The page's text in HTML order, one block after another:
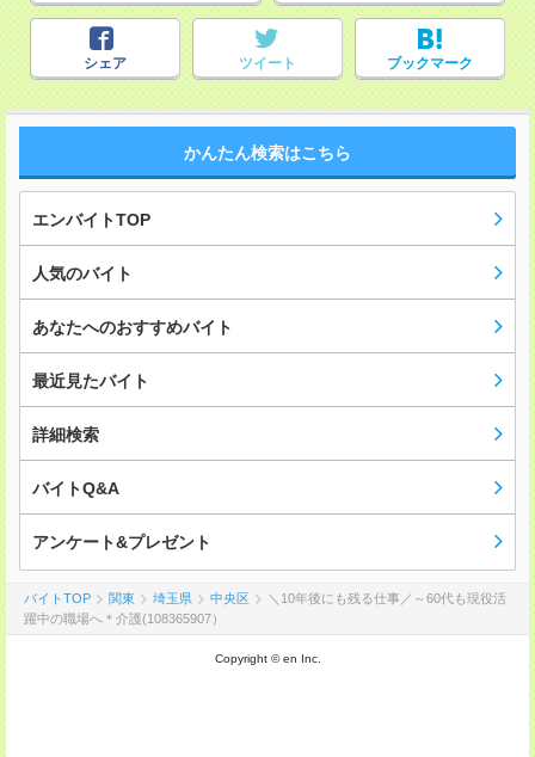
シェア ツイート ブックマーク
かんたん検索はこちら
エンバイトTOP
人気のバイト
あなたへのおすすめバイト
最近見たバイト
詳細検索
バイトQ&A
アンケート&プレゼント
バイトTOP 関東 埼玉県 中央区
＼10年後にも残る仕事／～60代も現役活
躍中の職場へ＊介護(108365907）
Copyright © en Inc.